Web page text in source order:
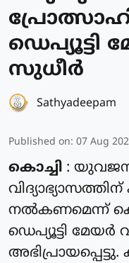
ഡെപ്യൂട്ടി
സുധീർ
Sathyadeepam
Published on: 07 Aug
കൊച്ചി :
നൽകണമെന്ന്
ഡെപ്യൂട്ടി